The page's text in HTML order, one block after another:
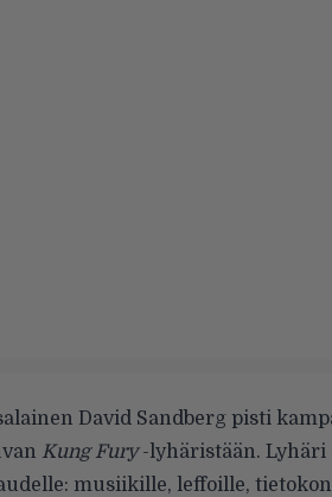
David Sandberg pisti
Kung Fury-lyhäristään.
musiikille, leffoille,